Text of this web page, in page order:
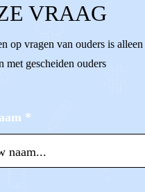
VRAAG
op vragen van ouders is
met gescheiden ouders
*